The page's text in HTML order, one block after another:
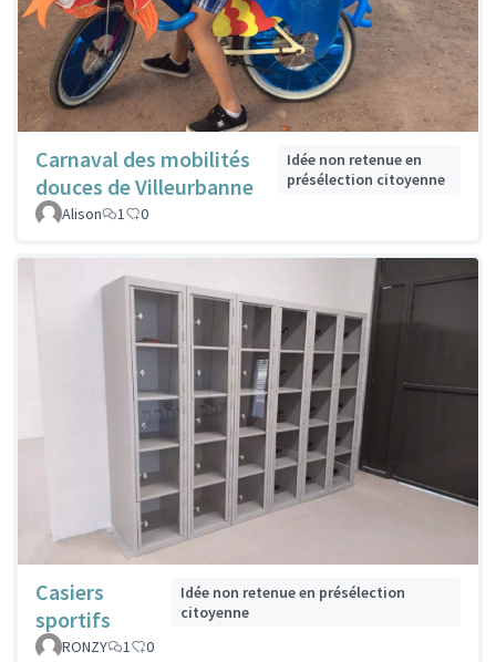
Carnaval des mobilités
douces de Villeurbanne
Idée non retenue en
présélection citoyenne
Alison
1 0
Casiers
sportifs
Idée non retenue en présélection
citoyenne
RONZY
1 0